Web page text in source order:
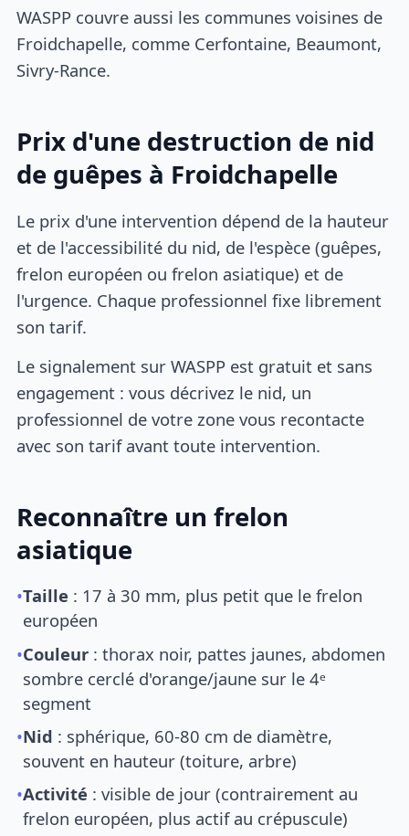
WASPP couvre aussi les communes voisines de
Froidchapelle, comme Cerfontaine, Beaumont,
Sivry-Rance.
Prix d'une destruction de nid
de guêpes à Froidchapelle
Le prix d'une intervention dépend de la hauteur
et de l'accessibilité du nid, de l'espèce (guêpes,
frelon européen ou frelon asiatique) et de
l'urgence. Chaque professionnel fixe librement
son tarif.
Le signalement sur WASPP est gratuit et sans
engagement : vous décrivez le nid, un
professionnel de votre zone vous recontacte
avec son tarif avant toute intervention.
Reconnaître un frelon
asiatique
•Taille : 17 à 30 mm, plus petit que le frelon
européen
•Couleur : thorax noir, pattes jaunes, abdomen
sombre cerclé d'orange/jaune sur le 4ᵉ
segment
•Nid : sphérique, 60-80 cm de diamètre,
souvent en hauteur (toiture, arbre)
•Activité : visible de jour (contrairement au
frelon européen, plus actif au crépuscule)